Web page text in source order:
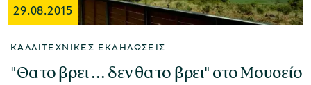
29.08.2015
ΚΑΛΛΙΤΕΧΝΙΚΈΣ ΕΚΔΗΛΏΣΕΙΣ
"Θα το βρει ... δεν θα το βρει" στο Μουσείο